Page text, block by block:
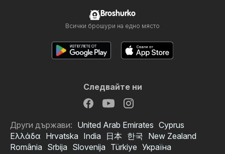
Broshurko
Всички брошури на едно място
Следвайте ни
Други държави: United Arab Emirates Cyprus
Ελλάδα Hrvatska India 日本 한국 New Zealand
România Srbija Slovenija Türkiye Україна